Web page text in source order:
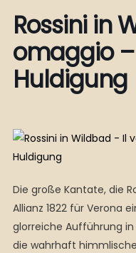
Rossini in
omaggio
Huldigung
Die große Kantate, die
Allianz 1822 für Verona
glorreiche Aufführung
die wahrhaft